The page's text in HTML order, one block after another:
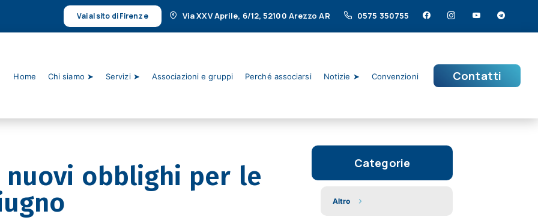
Vai al sito di Firenze Via XXV Aprile, 6/12, 52100 Arezzo AR 0575 350755
Home Chi siamo ➤ Servizi ➤ Associazioni e gruppi Perché associarsi Notizie ➤ Convenzioni Contatti
obblighi per le
Categorie
Altro